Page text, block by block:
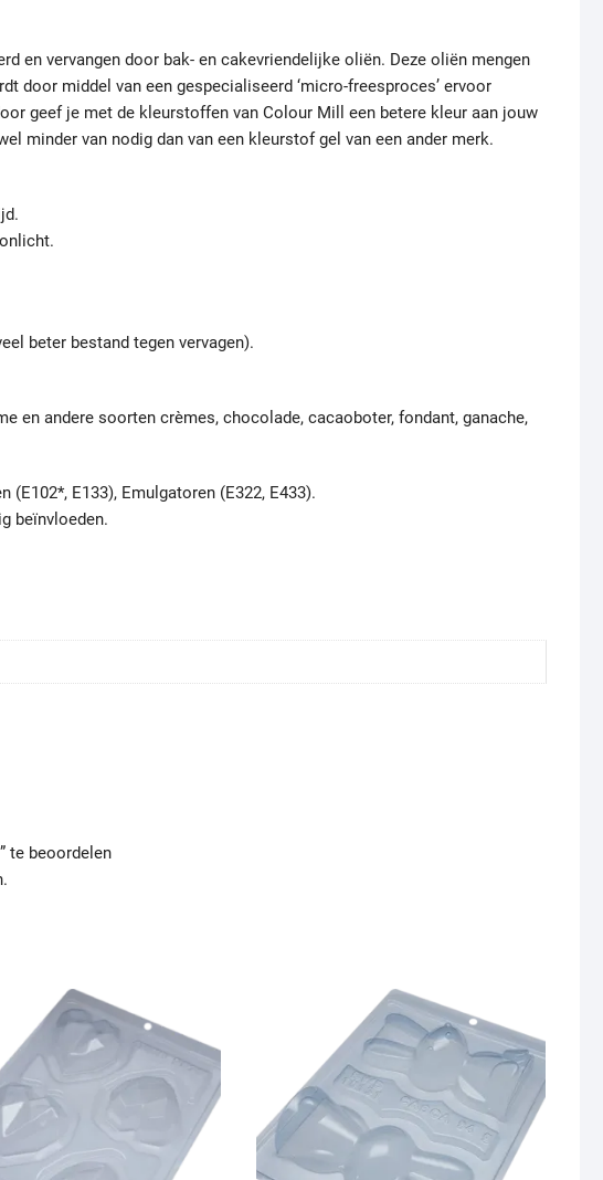
en vervangen door bak- en cakevriendelijke oliën. Deze oliën mengen
door middel van een gespecialiseerd ‘micro-freesproces’ ervoor
geef je met de kleurstoffen van Colour Mill een betere kleur aan jouw
minder van nodig dan van een kleurstof gel van een ander merk.
beter bestand tegen vervagen).
en andere soorten crèmes, chocolade, cacaoboter, fondant, ganache,
E133), Emulgatoren (E322, E433).
beïnvloeden.
te beoordelen